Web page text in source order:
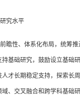
究水平
瞻性、体系化布局，统筹
基础研究，鼓励设立基础
才长期稳定支持，探索长
、交叉融合和跨学科基础研